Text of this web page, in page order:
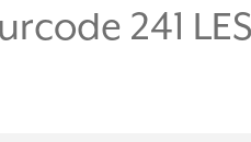
241 LES